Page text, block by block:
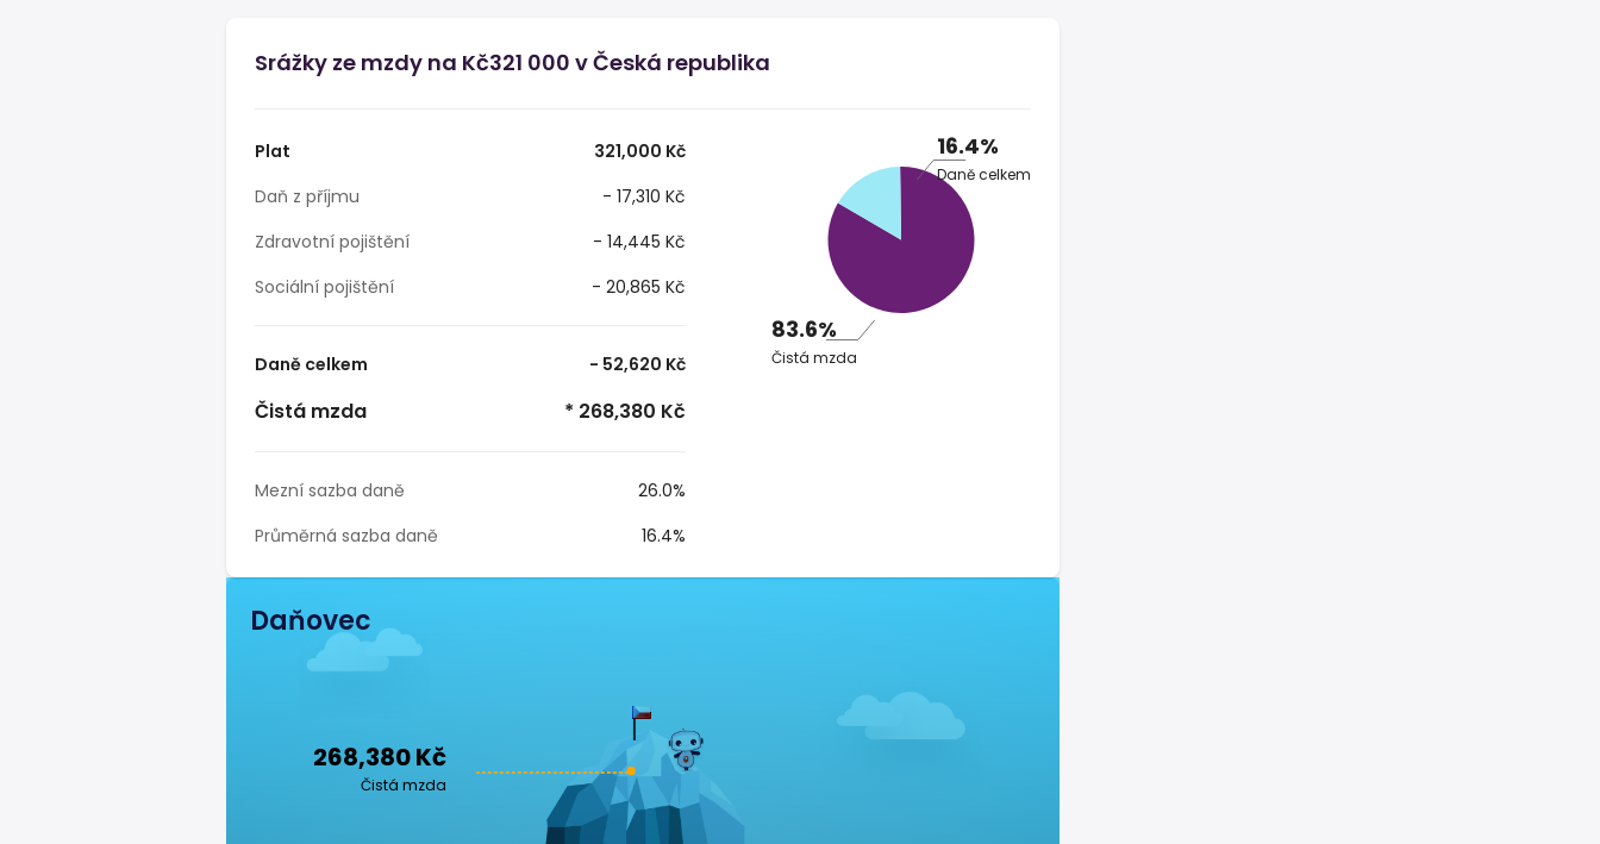
Srážky ze mzdy na Kč321 000 v Česká republika
Plat
321,000 Kč
Daň z příjmu
- 17,310 Kč
Zdravotní pojištění
- 14,445 Kč
Sociální pojištění
- 20,865 Kč
Daně celkem - 52,620 Kč
Čistá mzda * 268,380 Kč
Mezní sazba daně
26.0%
Průměrná sazba daně
16.4%
16.4%
Daně celkem
83.6%
Čistá mzda
Daňovec
268,380 Kč
Čistá mzda